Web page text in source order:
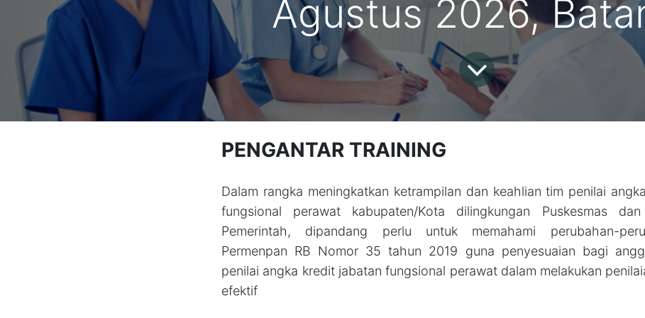
Agustus 2026,
PENGANTAR TRAINING
Dalam rangka meningkatkan ketrampilan dan keahlian tim penilai
fungsional perawat kabupaten/Kota dilingkungan Puskesmas
Pemerintah, dipandang perlu untuk memahami perubahan-
Permenpan RB Nomor 35 tahun 2019 guna penyesuaian bagi
penilai angka kredit jabatan fungsional perawat dalam melakukan
efektif